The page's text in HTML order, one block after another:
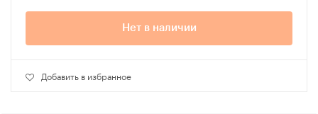
Нет в наличии
Добавить в избранное